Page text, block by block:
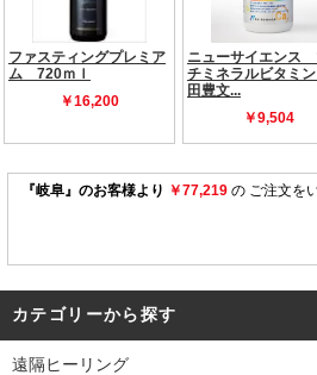
カテゴリーから探す
遠隔ヒーリング